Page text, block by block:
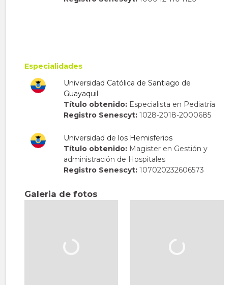
Especialidades
Universidad Católica de Santiago de
Guayaquil
Título obtenido: Especialista en Pediatría
Registro Senescyt: 1028-2018-2000685
Universidad de los Hemisferios
Título obtenido: Magister en Gestión y
administración de Hospitales
Registro Senescyt: 107020232606573
Galeria de fotos